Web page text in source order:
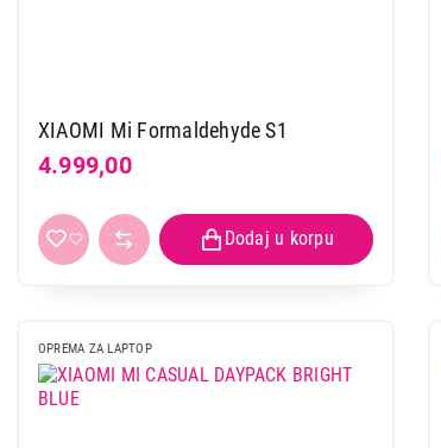
XIAOMI Mi Formaldehyde S1
4.999,00
OPREMA ZA LAPTOP